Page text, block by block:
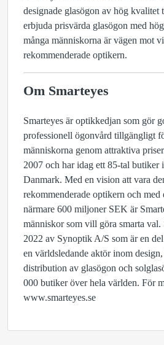
designade glasögon av hög
erbjuda prisvärda glasögon med
många människorna är vägen mot
rekommenderade optikern.
Om Smarteyes
Smarteyes är optikkedjan som gör
professionell ögonvård tillgängligt
människorna genom attraktiva
2007 och har idag ett 85-tal butiker
Danmark. Med en vision att vara
rekommenderade optikern och med
närmare 600 miljoner SEK är
människor som vill göra smarta val.
2022 av Synoptik A/S som är en
en världsledande aktör inom
distribution av glasögon och
000 butiker över hela världen. För
www.smarteyes.se